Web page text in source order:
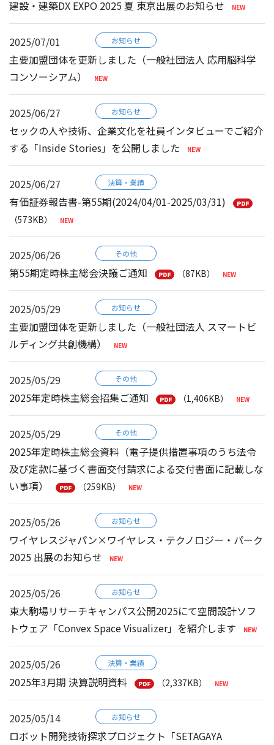
建設・建築DX EXPO 2025 夏 東京出展のお知らせ
2025/07/01 お知らせ
主要加盟団体を更新しました（一般社団法人 応用脳科学
コンソーシアム）
2025/06/27 お知らせ
セックの人や技術、企業文化を社員インタビューでご紹介
する「Inside Stories」を公開しました
2025/06/27 決算・業績
有価証券報告書-第55期(2024/04/01-2025/03/31)
（573KB）
2025/06/26 その他
第55期定時株主総会決議ご通知 （87KB）
2025/05/29 お知らせ
主要加盟団体を更新しました（一般社団法人 スマートビ
ルディング共創機構）
2025/05/29 その他
2025年定時株主総会招集ご通知 （1,406KB）
2025/05/29 その他
2025年定時株主総会資料（電子提供措置事項のうち法令
及び定款に基づく書面交付請求による交付書面に記載しな
い事項）
（259KB）
2025/05/26 お知らせ
ワイヤレスジャパン×ワイヤレス・テクノロジー・パーク
2025 出展のお知らせ
2025/05/26 お知らせ
東大駒場リサーチキャンパス公開2025にて空間設計ソフ
トウェア「Convex Space Visualizer」を紹介します
2025/05/26 決算・業績
2025年3月期 決算説明資料 （2,337KB）
2025/05/14 お知らせ
ロボット開発技術探求プロジェクト「SETAGAYA